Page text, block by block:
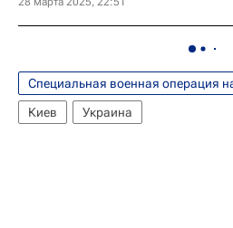
Специальная военная операция
Киев
Украина